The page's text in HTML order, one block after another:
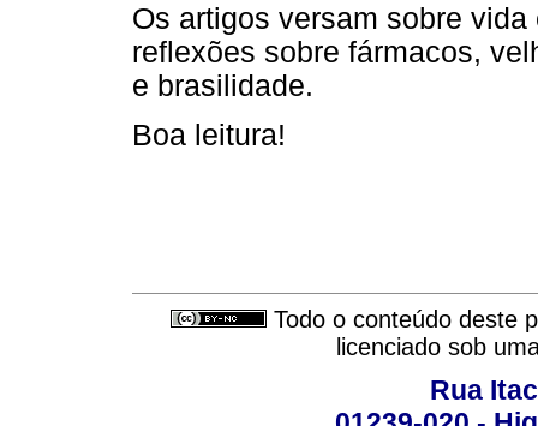
Os artigos versam sobre
reflexões sobre fármacos,
e brasilidade.
Boa leitura!
Todo o conteúdo deste
licenciado sob
Rua